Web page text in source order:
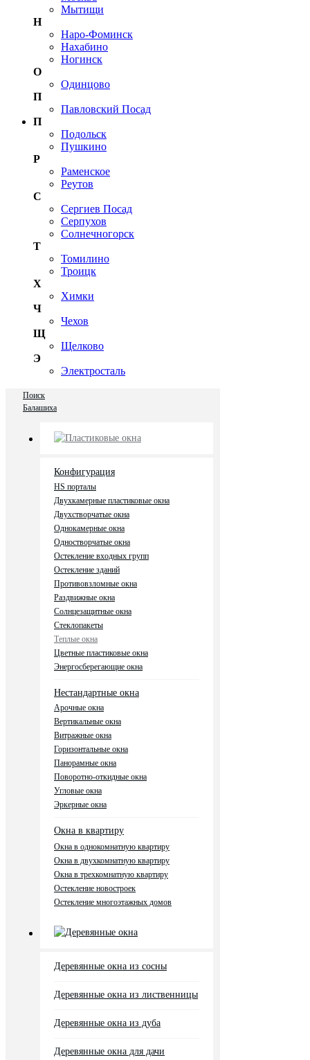
Мытищи
Н
Наро-Фоминск
Нахабино
Ногинск
О
Одинцово
П
Павловский Посад
П
Подольск
Пушкино
Р
Раменское
Реутов
С
Сергиев Посад
Серпухов
Солнечногорск
Т
Томилино
Троицк
Х
Химки
Ч
Чехов
Щ
Щелково
Э
Электросталь
Поиск
Балашиха
Пластиковые окна
Конфигурация
HS порталы
Двухкамерные пластиковые окна
Двухстворчатые окна
Однокамерные окна
Одностворчатые окна
Остекление входных групп
Остекление зданий
Противовзломные окна
Раздвижные окна
Солнцезащитные окна
Стеклопакеты
Теплые окна
Цветные пластиковые окна
Энергосберегающие окна
Нестандартные окна
Арочные окна
Вертикальные окна
Витражные окна
Горизонтальные окна
Панорамные окна
Поворотно-откидные окна
Угловые окна
Эркерные окна
Окна в квартиру
Окна в однокомнатную квартиру
Окна в двухкомнатную квартиру
Окна в трехкомнатную квартиру
Остекление новостроек
Остекление многоэтажных домов
Деревянные окна
Деревянные окна из сосны
Деревянные окна из лиственницы
Деревянные окна из дуба
Деревянные окна для дачи